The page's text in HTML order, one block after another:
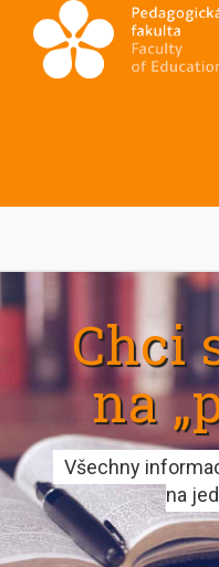
Chci
na
Všechny
na